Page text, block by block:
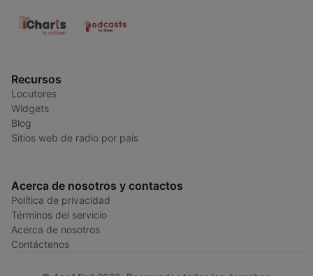
Recursos
Locutores
Widgets
Blog
Sitios web de radio por país
Acerca de nosotros y contactos
Política de privacidad
Términos del servicio
Acerca de nosotros
Contáctenos